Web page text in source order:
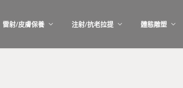
雷射/皮膚保養 注射/抗老拉提 體態雕塑